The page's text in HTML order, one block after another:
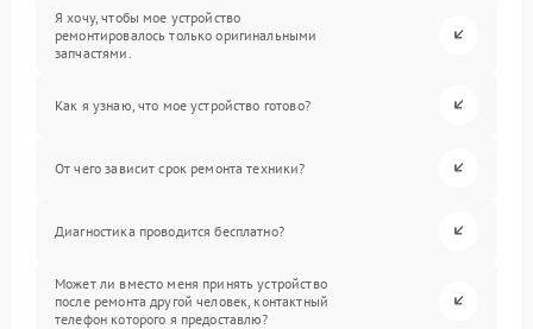
Я хочу, чтобы мое устройство
ремонтировалось только оригинальными
запчастями.
Как я узнаю, что мое устройство готово?
От чего зависит срок ремонта техники?
Диагностика проводится бесплатно?
Может ли вместо меня принять устройство
после ремонта другой человек, контактный
телефон которого я предоставлю?